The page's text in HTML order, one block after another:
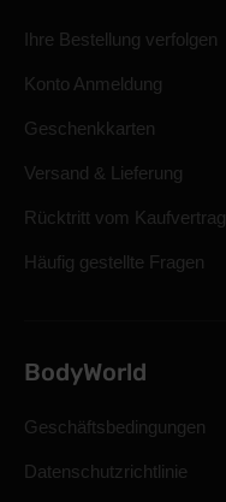
Ihre Bestellung verfolgen
Konto Anmeldung
Geschenkkarten
Versand & Lieferung
Rücktritt vom Kaufvertrag
Häufig gestellte Fragen
BodyWorld
Geschäftsbedingungen
Datenschutzrichtlinie